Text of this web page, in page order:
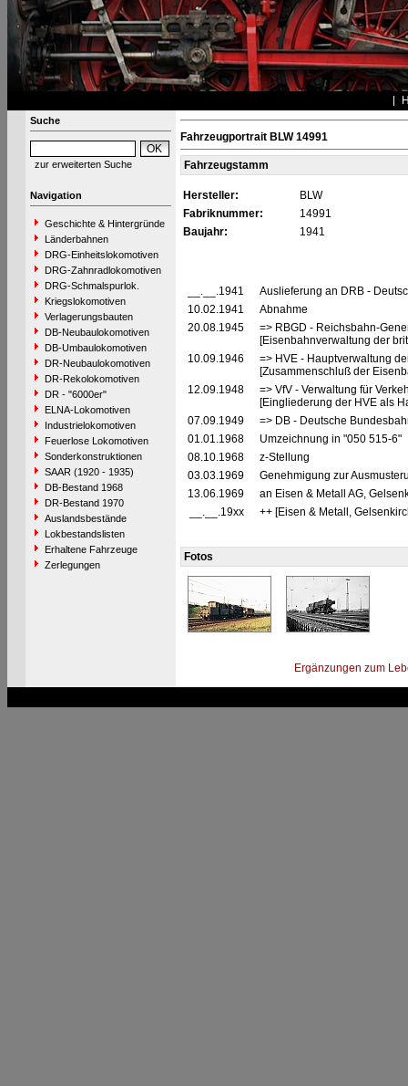
Suche
zur erweiterten Suche
Navigation
Geschichte & Hintergründe
Länderbahnen
DRG-Einheitslokomotiven
DRG-Zahnradlokomotiven
DRG-Schmalspurlok.
Kriegslokomotiven
Verlagerungsbauten
DB-Neubaulokomotiven
DB-Umbaulokomotiven
DR-Neubaulokomotiven
DR-Rekolokomotiven
DR - "6000er"
ELNA-Lokomotiven
Industrielokomotiven
Feuerlose Lokomotiven
Sonderkonstruktionen
SAAR (1920 - 1935)
DB-Bestand 1968
DR-Bestand 1970
Auslandsbestände
Lokbestandslisten
Erhaltene Fahrzeuge
Zerlegungen
Fahrzeugportrait BLW 14991
Fahrzeugstamm
Hersteller:
BLW
Fabriknummer:
14991
Baujahr:
1941
__.__.1941
Auslieferung an DRB -
10.02.1941
Abnahme
20.08.1945
=> RBGD - Reichsbahn-
[Eisenbahnverwaltung der
10.09.1946
=> HVE - Hauptverwaltung
[Zusammenschluß der
12.09.1948
=> VfV - Verwaltung für
[Eingliederung der HVE als
07.09.1949
=> DB - Deutsche
01.01.1968
Umzeichnung in "050 515-6"
08.10.1968
z-Stellung
03.03.1969
Genehmigung zur
13.06.1969
an Eisen & Metall AG,
__.__.19xx
++ [Eisen & Metall,
Fotos
Ergänzungen zum